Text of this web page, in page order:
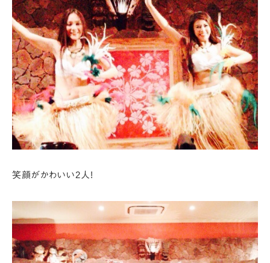
笑顔がかわいい2人!